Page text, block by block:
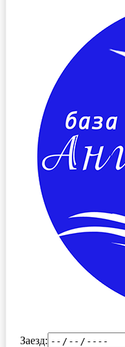
Заезд: